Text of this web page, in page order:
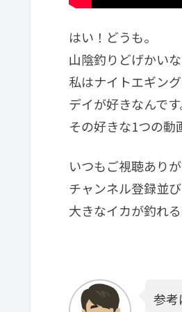
はい！どうも。
山陰釣りどげかいな
私はナイトエギン
デイが好きなんです
その好きな1つの動
いつもご視聴あり
チャンネル登録並
大きなイカが釣れ
参考